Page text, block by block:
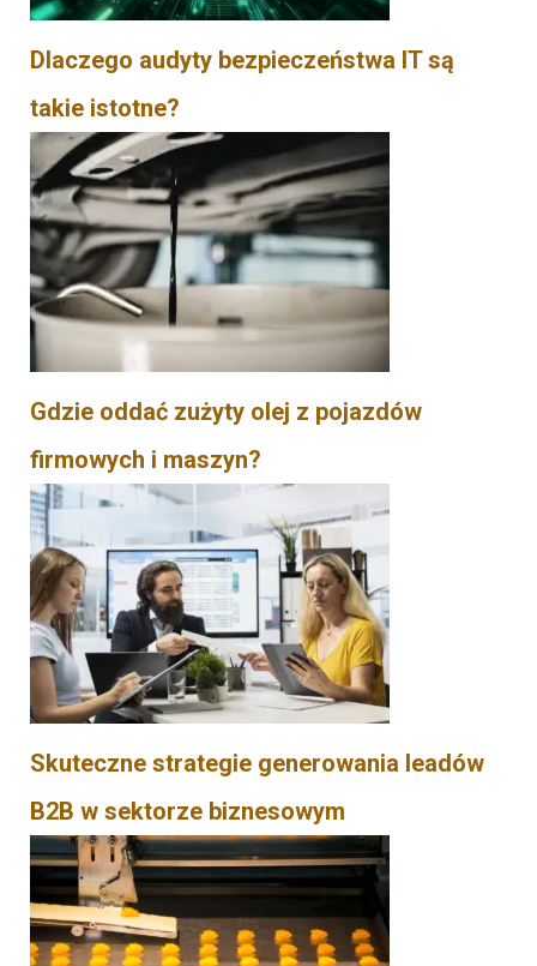
Dlaczego audyty bezpieczeństwa IT są
takie istotne?
Gdzie oddać zużyty olej z pojazdów
firmowych i maszyn?
Skuteczne strategie generowania leadów
B2B w sektorze biznesowym